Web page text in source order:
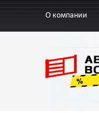
О компании